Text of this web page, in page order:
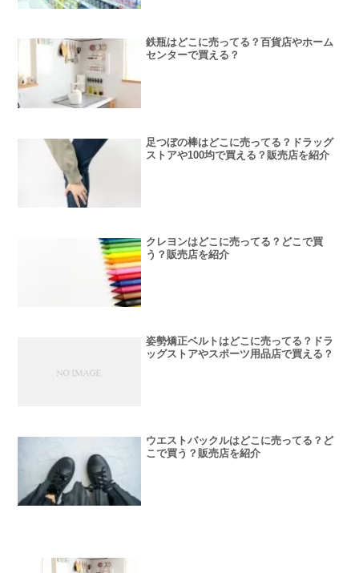
鉄瓶はどこに売ってる？百貨店やホーム
センターで買える？
足つぼの棒はどこに売ってる？ドラッグ
ストアや100均で買える？販売店を紹介
クレヨンはどこに売ってる？どこで買
う？販売店を紹介
姿勢矯正ベルトはどこに売ってる？ドラ
ッグストアやスポーツ用品店で買える？
ウエストバックルはどこに売ってる？ど
こで買う？販売店を紹介